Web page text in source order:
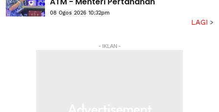
08 Ogos 2026 10:32pm
LAGI
- IKLAN -